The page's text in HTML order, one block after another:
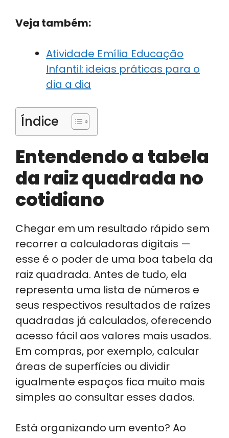
Veja também:
Atividade Emília Educação
Infantil: ideias práticas para o
dia a dia
Índice
Entendendo a tabela
da raiz quadrada no
cotidiano
Chegar em um resultado rápido sem
recorrer a calculadoras digitais —
esse é o poder de uma boa tabela da
raiz quadrada. Antes de tudo, ela
representa uma lista de números e
seus respectivos resultados de raízes
quadradas já calculados, oferecendo
acesso fácil aos valores mais usados.
Em compras, por exemplo, calcular
áreas de superfícies ou dividir
igualmente espaços fica muito mais
simples ao consultar esses dados.
Está organizando um evento? Ao